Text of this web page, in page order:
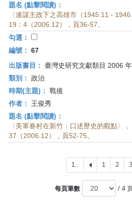
題名 (點擊閱讀)：
〈連謀主政下之高雄市（1945.11 -
19：4（2006.12），頁36-57。
勾選：
編號： 67
出版書目： 臺灣史研究文獻類目 2006
類別： 政治
時期(主題)： 戰後
作者：
王俊秀
題名 (點擊閱讀)：
〈美軍眷村在新竹：口述歷史的觀點〉
37（2006.12），頁52-75。
1..
上
一
頁
1 2 3
每頁筆數 / 4